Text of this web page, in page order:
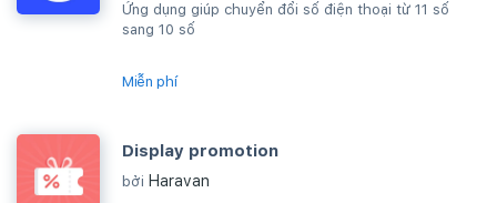
Ứng dụng giúp chuyển đổi số điện thoại từ 11 số
sang 10 số
Miễn phí
Display promotion
bởi Haravan